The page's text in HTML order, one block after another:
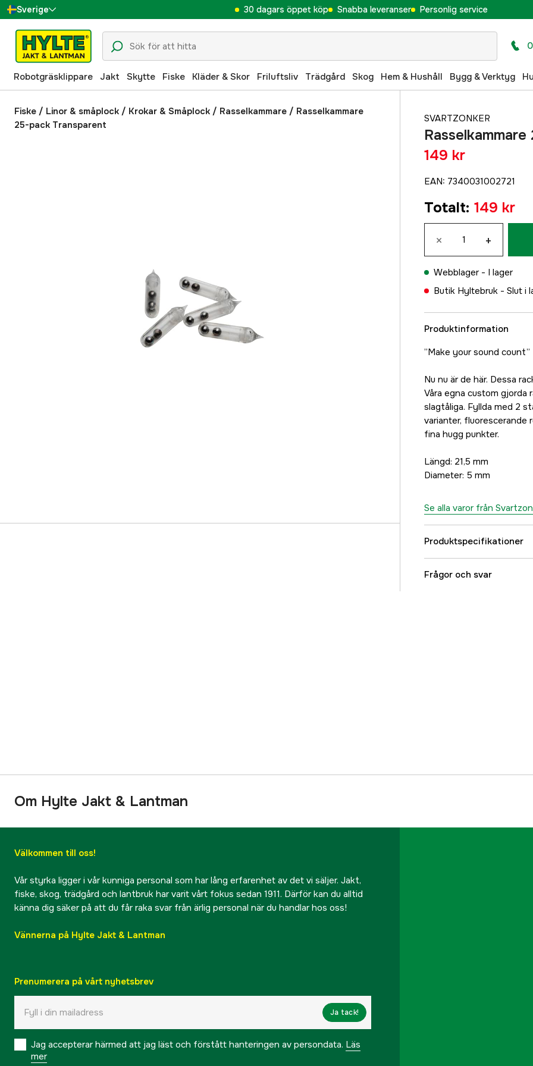
Sverige
Danmark
Suomi
Norge
Deutschland
30 dagars öppet köp Snabba leveranser Personlig service
Robotgräsklippare Jakt Skytte Fiske Kläder & Skor Friluftsliv Trädgård Skog Hem & Hushåll Bygg & Verktyg
Fiske / Linor & småplock / Krokar & Småplock / Rasselkammare / Rasselkammare
25-pack Transparent
SVARTZONKER
149 kr
EAN: 7340031002721
Totalt: 149 kr
× +
Webblager - I lager
Butik Hyltebruk - Slut i
Produktinformation
”Make your sound count”
Nu nu är de här. Dessa
Våra egna custom gjorda
slagtåliga. Fyllda med 2
varianter, fluorescerande
fina hugg punkter.
Längd: 21,5 mm
Diameter: 5 mm
Se alla varor från
Produktspecifikationer
Referensnummer
Frågor och svar
Om Hylte Jakt & Lantman
Välkommen till oss!
Vår styrka ligger i vår kunniga personal som har lång erfarenhet av det vi säljer. Jakt,
fiske, skog, trädgård och lantbruk har varit vårt fokus sedan 1911. Därför kan du alltid
känna dig säker på att du får raka svar från ärlig personal när du handlar hos oss!
Vännerna på Hylte Jakt & Lantman
Prenumerera på vårt nyhetsbrev
Ja tack!
Jag accepterar härmed att jag läst och förstått hanteringen av persondata. Läs
mer